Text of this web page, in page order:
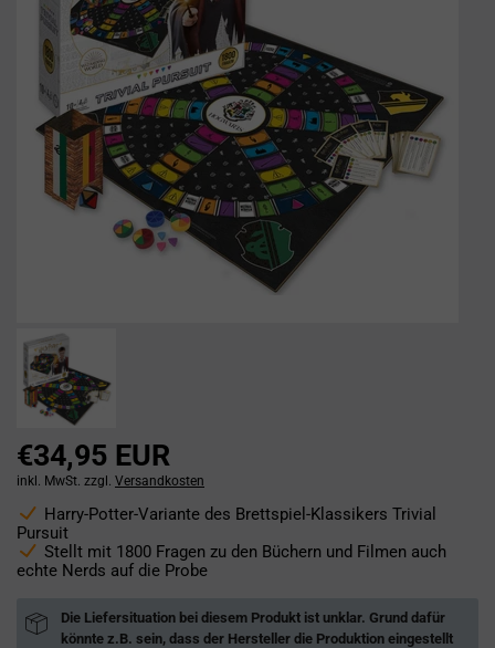
€34,95 EUR
inkl. MwSt. zzgl. Versandkosten
Harry-Potter-Variante des Brettspiel-Klassikers Trivial
Pursuit
Stellt mit 1800 Fragen zu den Büchern und Filmen auch
echte Nerds auf die Probe
Die Liefersituation bei diesem Produkt ist unklar. Grund dafür
könnte z.B. sein, dass der Hersteller die Produktion eingestellt